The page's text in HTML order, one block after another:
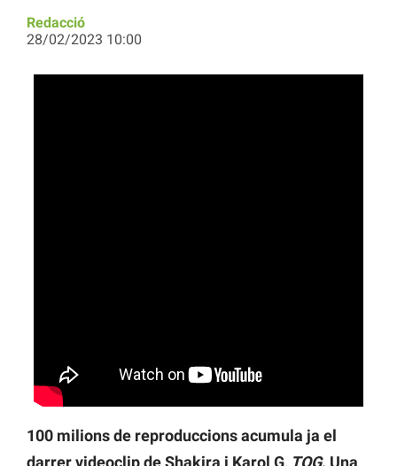
Redacció
28/02/2023 10:00
100 milions de reproduccions acumula ja el
darrer videoclip de Shakira i Karol G, TQG. Una